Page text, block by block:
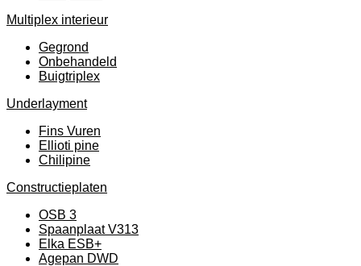
Multiplex interieur
Gegrond
Onbehandeld
Buigtriplex
Underlayment
Fins Vuren
Ellioti pine
Chilipine
Constructieplaten
OSB 3
Spaanplaat V313
Elka ESB+
Agepan DWD